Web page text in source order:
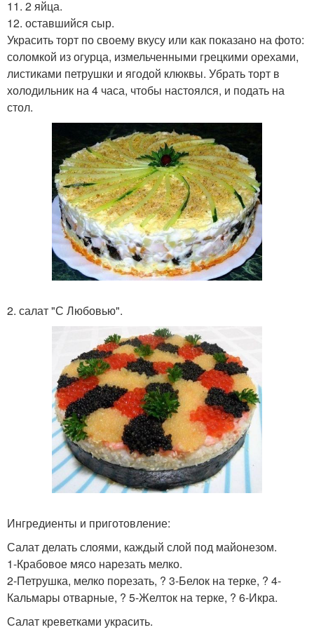
11. 2 яйца.
12. оставшийся сыр.
Украсить торт по своему вкусу или как показано на фото:
соломкой из огурца, измельченными грецкими орехами,
листиками петрушки и ягодой клюквы. Убрать торт в
холодильник на 4 часа, чтобы настоялся, и подать на
стол.
2. салат "С Любовью".
Ингредиенты и приготовление:
Салат делать слоями, каждый слой под майонезом.
1-Крабовое мясо нарезать мелко.
2-Петрушка, мелко порезать, ? 3-Белок на терке, ? 4-
Кальмары отварные, ? 5-Желток на терке, ? 6-Икра.
Салат креветками украсить.